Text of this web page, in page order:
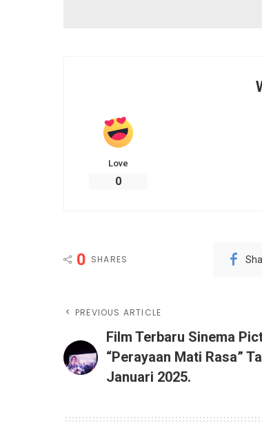
Love
0
0 SHARES
PREVIOUS ARTICLE
Film Terbaru Sinema
“Perayaan Mati Rasa”
Januari 2025.